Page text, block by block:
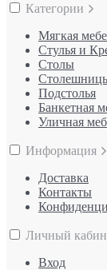
Категории
Мягкая
Стулья и
Столы
Подстолья
Банкетная
Уличная
Информация
Доставка
Контакты
Личный
Вход